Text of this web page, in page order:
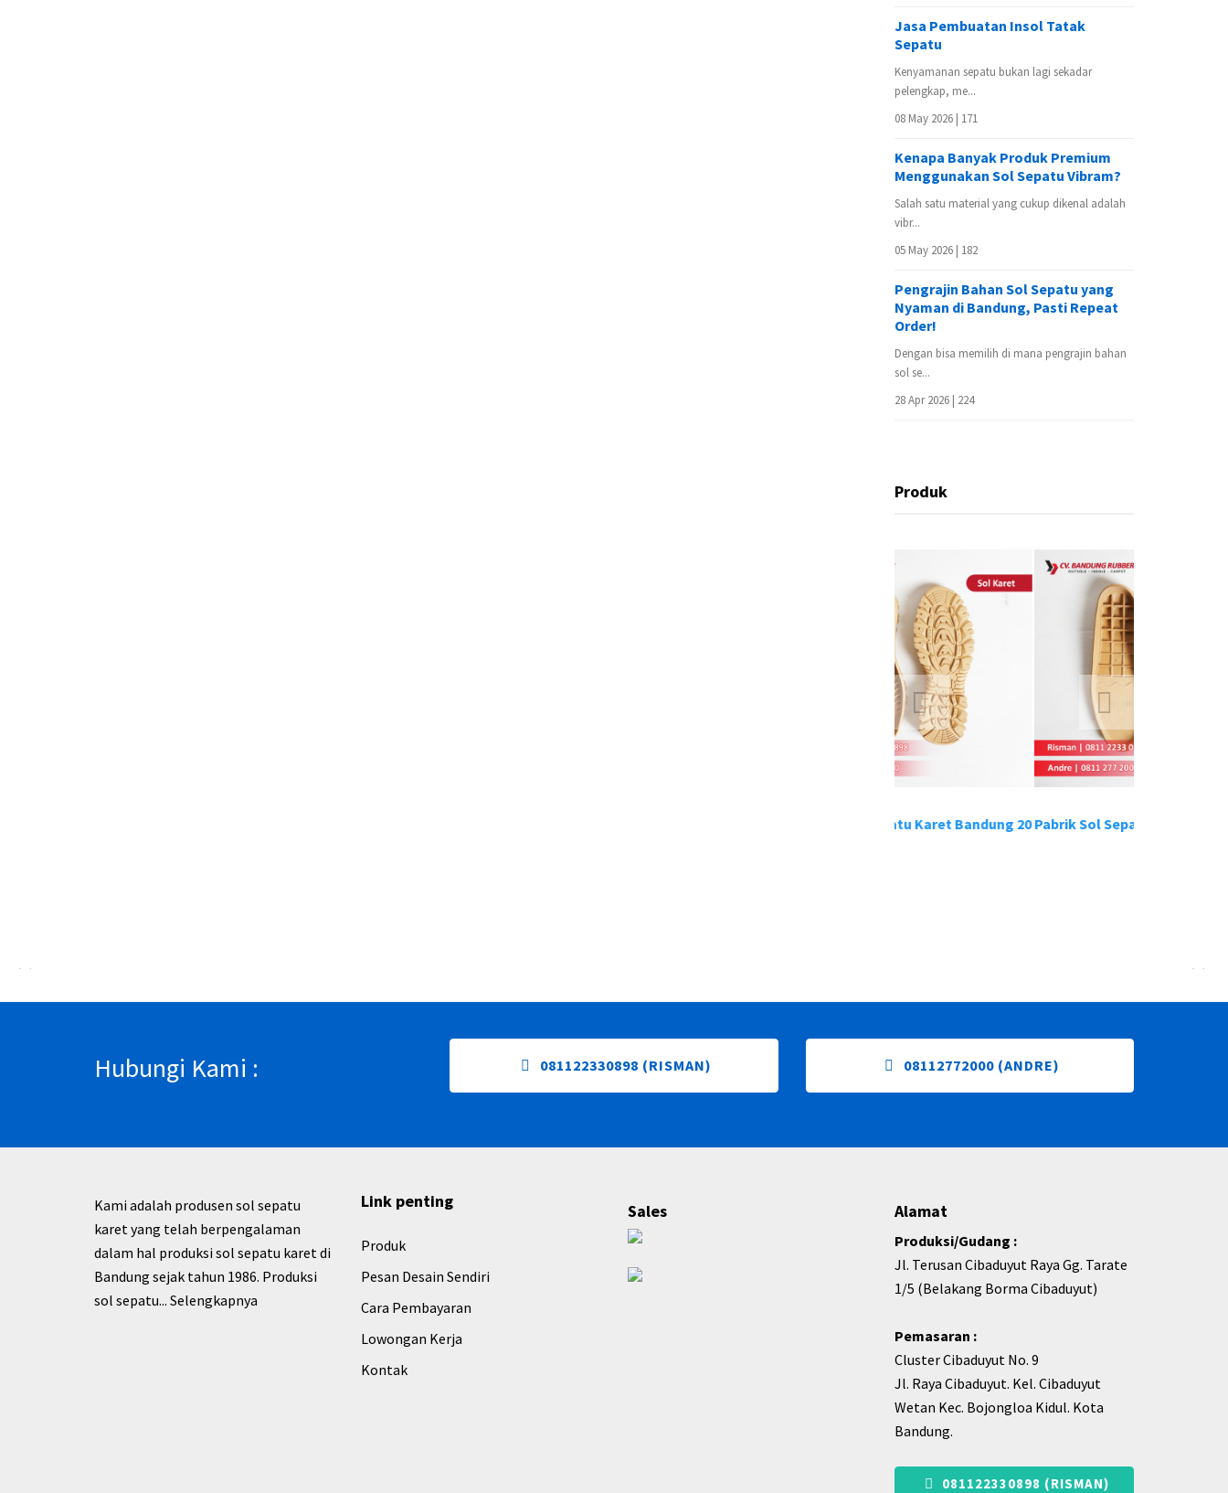
Jasa Pembuatan Insol Tatak
Sepatu
Kenyamanan sepatu bukan lagi sekadar
pelengkap, me...
08 May 2026 | 171
Kenapa Banyak Produk Premium
Menggunakan Sol Sepatu Vibram?
Salah satu material yang cukup dikenal adalah
vibr...
05 May 2026 | 182
Pengrajin Bahan Sol Sepatu yang
Nyaman di Bandung, Pasti Repeat
Order!
Dengan bisa memilih di mana pengrajin bahan
sol se...
28 Apr 2026 | 224
Produk
Pabrik Sol Sepatu Karet Bandung 20 Pabrik Sol Sepatu Karet Bandung 18
Hubungi Kami : 081122330898 (RISMAN) 08112772000 (ANDRE)
Kami adalah produsen sol sepatu
karet yang telah berpengalaman
dalam hal produksi sol sepatu karet di
Bandung sejak tahun 1986. Produksi
sol sepatu... Selengkapnya
Link penting
Produk
Pesan Desain Sendiri
Cara Pembayaran
Lowongan Kerja
Kontak
Sales Alamat
Produksi/Gudang :
Jl. Terusan Cibaduyut Raya Gg. Tarate
1/5 (Belakang Borma Cibaduyut)
Pemasaran :
Cluster Cibaduyut No. 9
Jl. Raya Cibaduyut. Kel. Cibaduyut
Wetan Kec. Bojongloa Kidul. Kota
Bandung.
081122330898 (RISMAN)